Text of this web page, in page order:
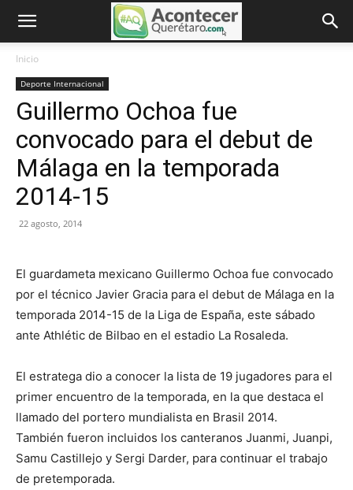
Inicio
Deporte Internacional
Guillermo Ochoa fue
convocado para el debut de
Málaga en la temporada
2014-15
22 agosto, 2014
El guardameta mexicano Guillermo Ochoa fue convocado
por el técnico Javier Gracia para el debut de Málaga en la
temporada 2014-15 de la Liga de España, este sábado
ante Athlétic de Bilbao en el estadio La Rosaleda.
El estratega dio a conocer la lista de 19 jugadores para el
primer encuentro de la temporada, en la que destaca el
llamado del portero mundialista en Brasil 2014.
También fueron incluidos los canteranos Juanmi, Juanpi,
Samu Castillejo y Sergi Darder, para continuar el trabajo
de pretemporada.